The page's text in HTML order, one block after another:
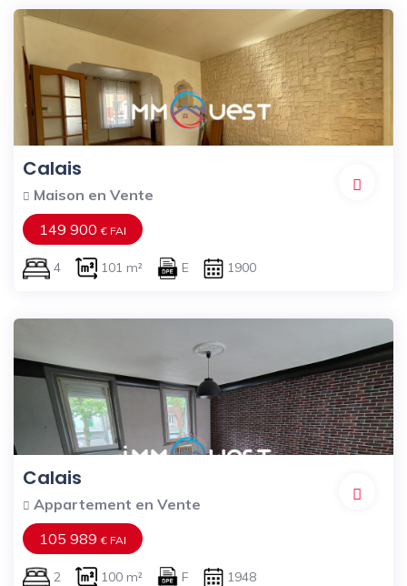
Calais
Maison en Vente
149 900€ FAI
4 101 m² E 1900
Calais
Appartement en Vente
105 989€ FAI
2 100 m² F 1948